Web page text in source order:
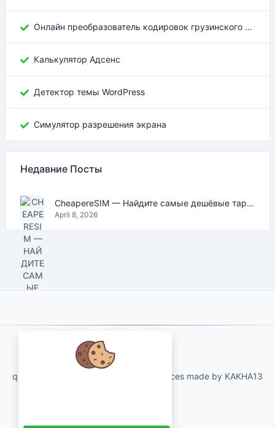
Онлайн преобразователь кодировок грузинского текста
Калькулятор Адсенс
Детектор темы WordPress
Симулятор разрешения экрана
Недавние Посты
CheapereSIM — Найдите самые дешёвые тарифы eSIM для путешествий в 2026
April 8, 2026
qartvelo.com free online tools and services made by KAKHA13